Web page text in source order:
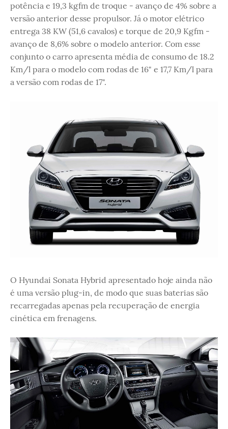
potência e 19,3 kgfm de troque - avanço de 4% sobre a
versão anterior desse propulsor. Já o motor elétrico
entrega 38 KW (51,6 cavalos) e torque de 20,9 Kgfm -
avanço de 8,6% sobre o modelo anterior. Com esse
conjunto o carro apresenta média de consumo de 18.2
Km/l para o modelo com rodas de 16" e 17,7 Km/l para
a versão com rodas de 17".
O Hyundai Sonata Hybrid apresentado hoje ainda não
é uma versão plug-in, de modo que suas baterias são
recarregadas apenas pela recuperação de energia
cinética em frenagens.